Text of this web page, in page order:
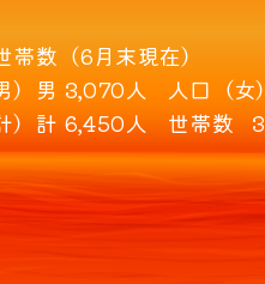
帯数（6月末現在）
男 3,070人 人口（女）
計 6,450人 世帯数